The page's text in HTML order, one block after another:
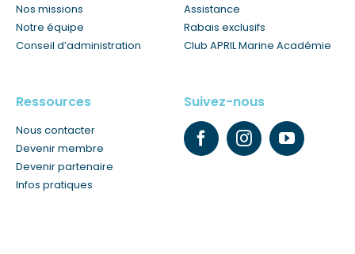
Nos missions
Notre équipe
Conseil d’administration
Assistance
Rabais exclusifs
Club APRIL Marine Académie
Ressources
Nous contacter
Devenir membre
Devenir partenaire
Infos pratiques
Suivez-nous